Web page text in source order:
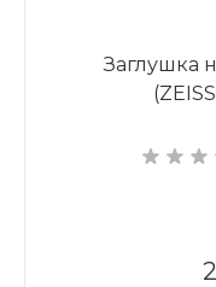
Заглушка